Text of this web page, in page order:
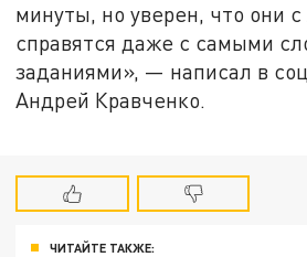
минуты, но уверен, что они с
справятся даже с самыми
заданиями», — написал в
Андрей Кравченко.
ЧИТАЙТЕ ТАКЖЕ: